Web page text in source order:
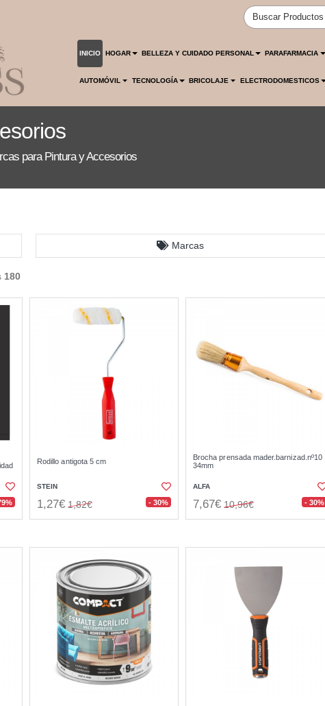
INICIO HOGAR BELLEZA Y CUIDADO PERSONAL PARAFARMACIA
AUTOMÓVIL TECNOLOGÍA BRICOLAJE ELECTRODOMESTICOS
para Pintura y Accesorios
Marcas
180
Rodillo antigota 5 cm
STEIN
1,27€ 1,82€ - 30%
Brocha prensada mader.barnizad.nº10
34mm
ALFA
7,67€ 10,96€ - 30%